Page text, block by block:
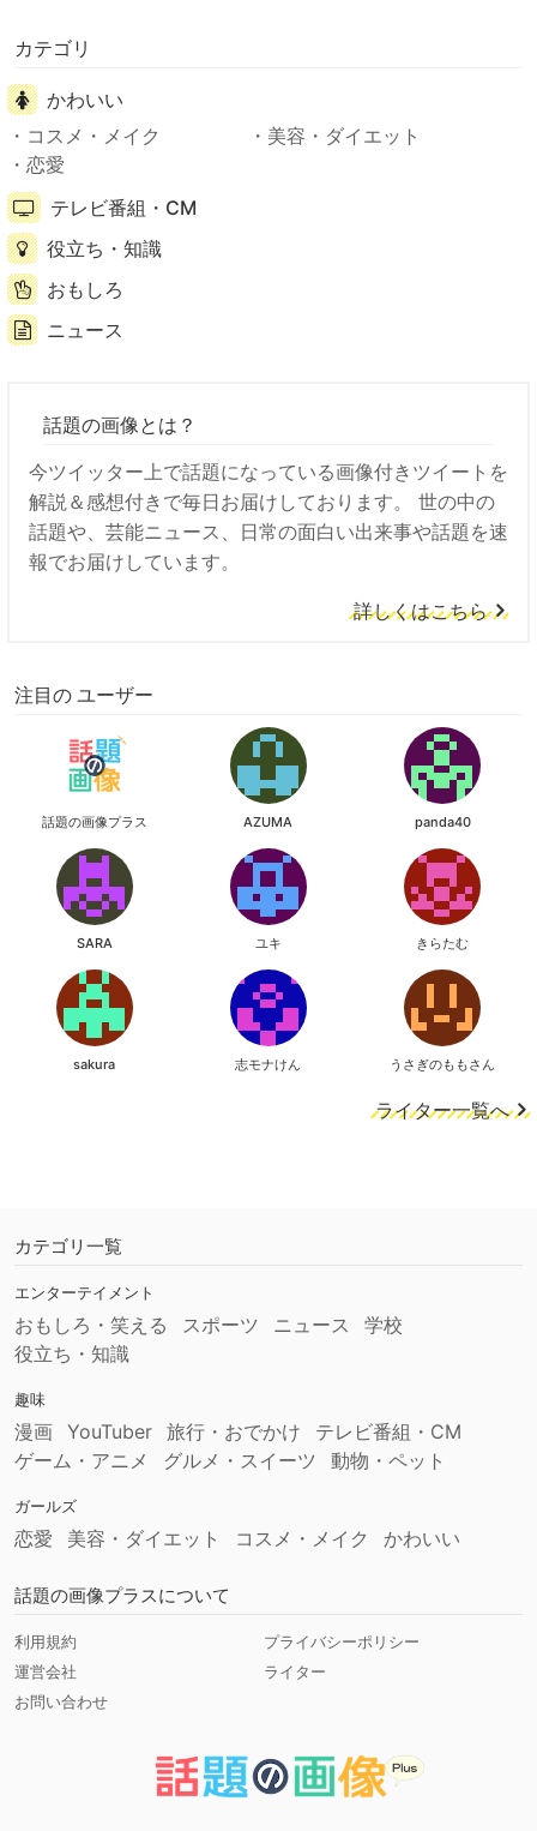
カテゴリ
かわいい
コスメ・メイク
美容・ダイエット
恋愛
テレビ番組・CM
役立ち・知識
おもしろ
ニュース
話題の画像とは？
今ツイッター上で話題になっている画像付きツイートを
解説＆感想付きで毎日お届けしております。 世の中の
話題や、芸能ニュース、日常の面白い出来事や話題を速
報でお届けしています。
詳しくはこちら
注目の ユーザー
話題の画像プラス AZUMA panda40
SARA ユキ きらたむ
sakura 志モナけん うさぎのももさん
ライター一覧へ
カテゴリ一覧
エンターテイメント
おもしろ・笑える スポーツ ニュース
学校
役立ち・知識
趣味
漫画 YouTuber 旅行・おでかけ
テレビ番組・CM
ゲーム・アニメ
グルメ・スイーツ 動物・ペット
ガールズ
恋愛 美容・ダイエット コスメ・メイク かわいい
話題の画像プラスについて
利用規約
プライバシーポリシー
運営会社
ライター
お問い合わせ